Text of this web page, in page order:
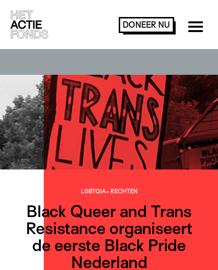
DONEER NU
LGBTQIA+ RECHTEN
Black Queer and Trans
Resistance organiseert
de eerste Black Pride
Nederland